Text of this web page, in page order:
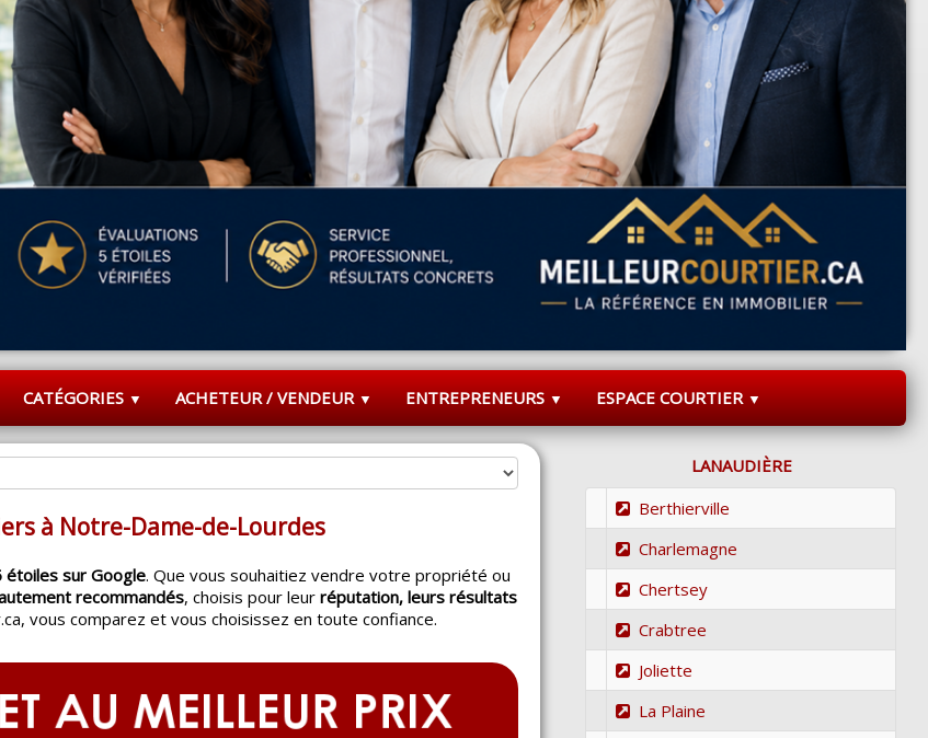
CATÉGORIES ▼ ACHETEUR / VENDEUR ▼ ENTREPRENEURS ▼ ESPACE COURTIER ▼
à Notre-Dame-de-Lourdes
étoiles sur Google. Que vous souhaitiez vendre votre propriété ou
recommandés, choisis pour leur réputation, leurs résultats
vous comparez et vous choisissez en toute confiance.
LANAUDIÈRE
Berthierville
Charlemagne
Chertsey
Crabtree
Joliette
La Plaine